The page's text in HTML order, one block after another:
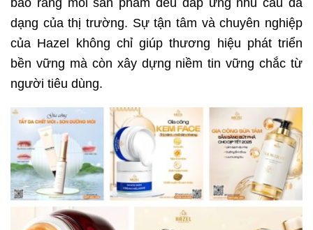
dạng của thị trường. Sự tận tâm và chuyên nghiệp
của Hazel không chỉ giúp thương hiệu phát triển
bền vững mà còn xây dựng niềm tin vững chắc từ
người tiêu dùng.